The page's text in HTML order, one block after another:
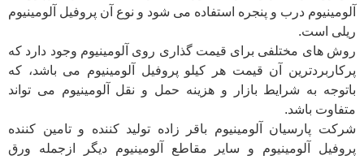
آلومینیوم درب و پنجره استفاده می شود و نوع آن پروفیل آلومینیوم
ریلی است.
روش های مختلفی برای قیمت گذاری روی آلومینیوم وجود دارد که
پرکاربردترین آن قیمت هر کیلو پروفیل آلومینیوم می باشد، که
باتوجه به شرایط بازار و هزینه حمل و نقل آلومینیوم می تواند
متفاوت باشد.
شرکت پارسیان آلومینیوم باقر زاده تولید کننده و تامین کننده
پروفیل آلومینیوم و سایر مقاطع آلومینیوم دیگر ازجمله ورق